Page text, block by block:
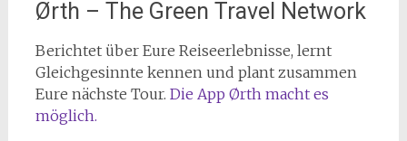
Ørth – The Green Travel Network
Berichtet über Eure Reiseerlebnisse, lernt
Gleichgesinnte kennen und plant zusammen
Eure nächste Tour. Die App Ørth macht es
möglich.